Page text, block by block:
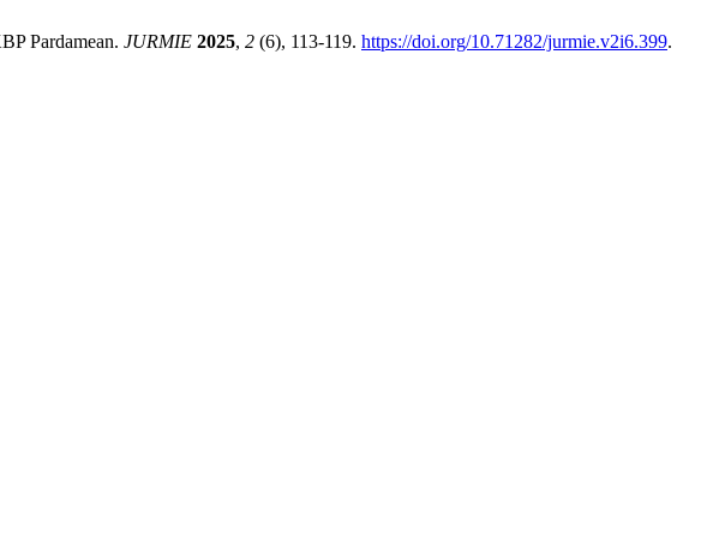
Pardamean. JURMIE 2025, 2 (6), 113-119. https://doi.org/10.71282/jurmie.v2i6.399.